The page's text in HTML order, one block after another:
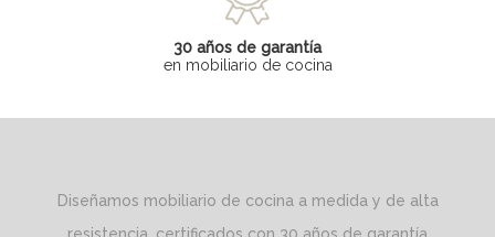
30 años de garantía
en mobiliario de cocina
Diseñamos mobiliario de cocina a medida y de alta
resistencia, certificados con 30 años de garantía